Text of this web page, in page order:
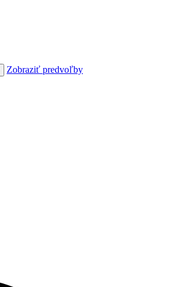
Zobraziť predvoľby